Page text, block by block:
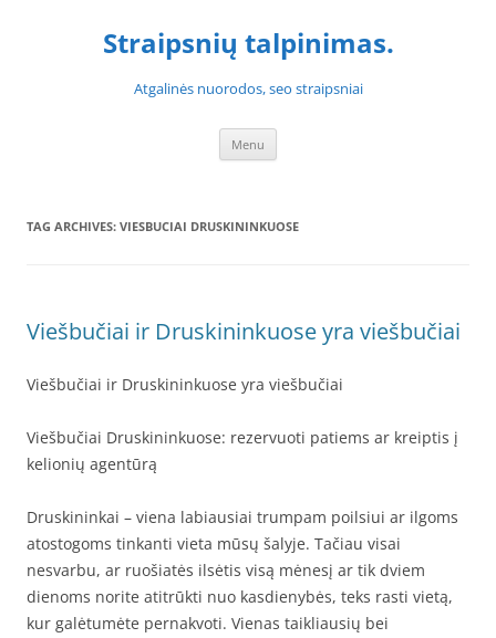
Straipsnių talpinimas.
Atgalinės nuorodos, seo straipsniai
Menu
TAG ARCHIVES: VIESBUCIAI DRUSKININKUOSE
Viešbučiai ir Druskininkuose yra viešbučiai
Viešbučiai ir Druskininkuose yra viešbučiai
Viešbučiai Druskininkuose: rezervuoti patiems ar kreiptis į
kelionių agentūrą
Druskininkai – viena labiausiai trumpam poilsiui ar ilgoms
atostogoms tinkanti vieta mūsų šalyje. Tačiau visai
nesvarbu, ar ruošiatės ilsėtis visą mėnesį ar tik dviem
dienoms norite atitrūkti nuo kasdienybės, teks rasti vietą,
kur galėtumėte pernakvoti. Vienas taikliausių bei